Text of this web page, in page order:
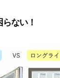
ない！